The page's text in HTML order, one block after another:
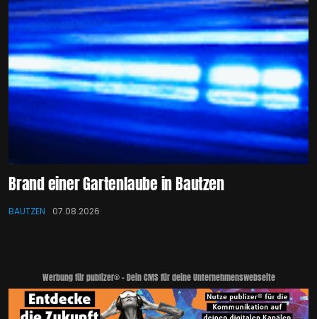
Brand einer Gartenlaube in Bautzen
BAUTZEN 07.08.2026
Werbung für publizer® - Dein CMS für deine Unternehmenswebseite